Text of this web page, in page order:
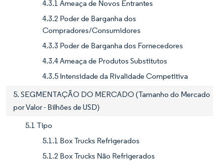
4.3.1 Ameaça de Novos Entrantes
4.3.2 Poder de Barganha dos
Compradores/Consumidores
4.3.3 Poder de Barganha dos Fornecedores
4.3.4 Ameaça de Produtos Substitutos
4.3.5 Intensidade da Rivalidade Competitiva
5. SEGMENTAÇÃO DO MERCADO (Tamanho do Mercado
por Valor - Bilhões de USD)
5.1 Tipo
5.1.1 Box Trucks Refrigerados
5.1.2 Box Trucks Não Refrigerados